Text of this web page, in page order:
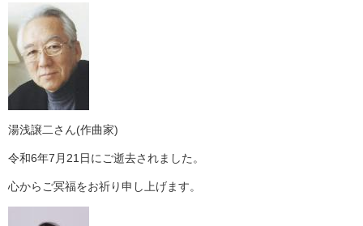
湯浅譲二さん(作曲家)
令和6年7月21日にご逝去されました。
心からご冥福をお祈り申し上げます。